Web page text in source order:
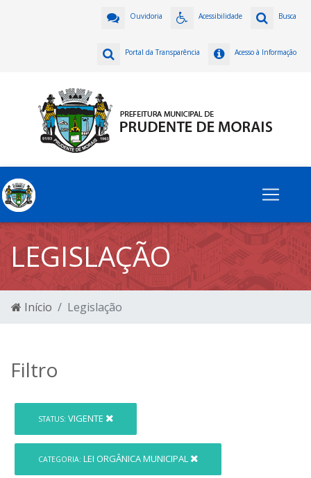
Busca
Acessibilidade
Ouvidoria
Acesso à Informação
Portal da Transparência
LEGISLAÇÃO
Início Legislação
Filtro
STATUS: VIGENTE
CATEGORIA: LEI ORGÂNICA MUNICIPAL